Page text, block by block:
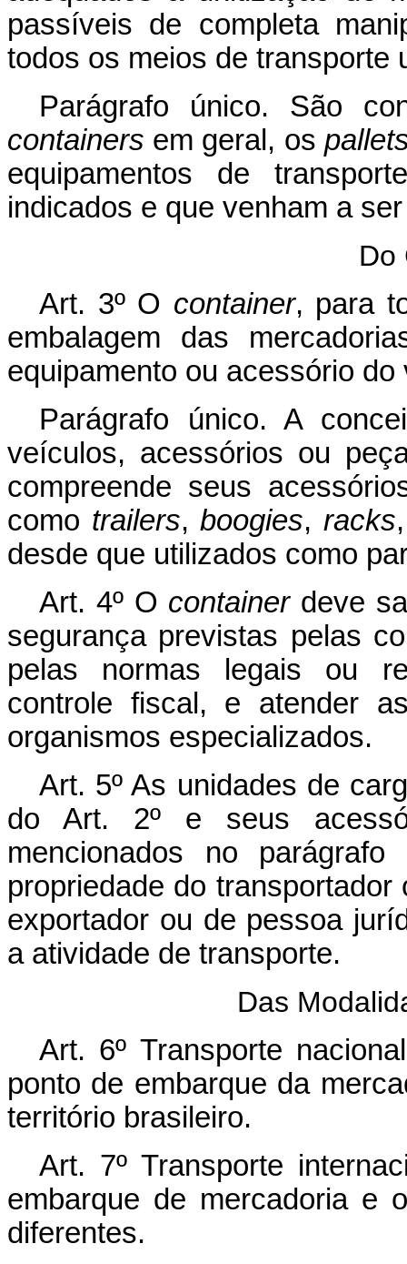
passíveis de completa
todos os meios de transporte
Parágrafo único. São
containers em geral, os
equipamentos de
indicados e que venham a
Do
Art. 3º O container, para
embalagem das
equipamento ou acessório
Parágrafo único. A
veículos, acessórios ou
compreende seus
como trailers,boogies, racks
desde que utilizados como
Art. 4º O containerdeve
segurança previstas pelas
pelas normas legais ou
controle fiscal, e atender
organismos especializados.
Art. 5º As unidades de
do Art. 2º e seus
mencionados no
propriedade do
exportador ou de pessoa
a atividade de transporte.
Das
Art. 6º Transporte
ponto de embarque da
território brasileiro.
Art. 7º Transporte
embarque de mercadoria e
diferentes.